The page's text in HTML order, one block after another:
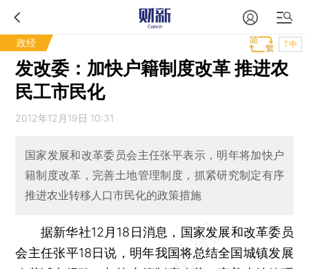
政经 T中
发改委：加快户籍制度改革 推进农
民工市民化
2012年12月19日 10:31
国家发展和改革委员会主任张平表示，明年将加快户
籍制度改革，完善土地管理制度，抓紧研究制定有序
推进农业转移人口市民化的政策措施
据新华社12月18日消息，国家发展和改革委员
会主任张平18日说，明年我国将总结全国城镇发展